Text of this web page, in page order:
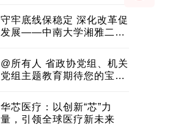
守牢底线保稳定 深化改革促
发展——中南大学湘雅二医
@所有人 省政协党组、机关
党组主题教育期待您的宝贵
华芯医疗：以创新“芯”力
量，引领全球医疗新未来